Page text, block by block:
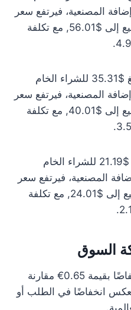
مع إضافة المصنعية، فيرتفع سعر
الشراء إلى $54.38 وسعر البيع إلى $56.01, مع تكلفة
سعر الذهب عيار 10 اليوم يبلغ $35.31 للشراء الخام
مع إضافة المصنعية، فيرتفع سعر
الشراء إلى $38.84 وسعر البيع إلى $40.01, مع تكلفة
سعر الذهب عيار 6 اليوم يبلغ $21.19 للشراء الخام
مع إضافة المصنعية، فيرتفع سعر
الشراء إلى $23.31 وسعر البيع إلى $24.01, مع تكلفة
السوق
شهد سعر الذهب عيار 21 انخفاضًا بقيمة 0.65€ مقارنة
يعكس انخفاضًا في الطلب أو